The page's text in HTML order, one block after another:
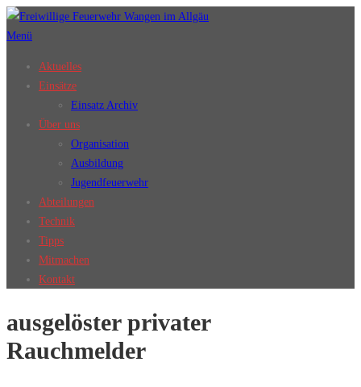
Zum
Inhalt
Menü
Aktuelles
Einsätze
Einsatz Archiv
Über uns
Organisation
Ausbildung
Jugendfeuerwehr
Abteilungen
Technik
Tipps
Mitmachen
Kontakt
ausgelöster privater
Rauchmelder